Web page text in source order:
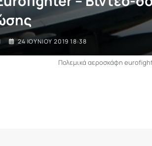
24 ΙΟΥΝΊΟΥ 2019 18:38
Πολεμικά αεροσκάφη